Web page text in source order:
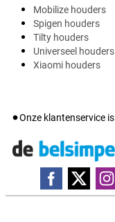
Mobilize houders
Spigen houders
Tilty houders
Universeel houders
Xiaomi houders
Onze klantenservice is